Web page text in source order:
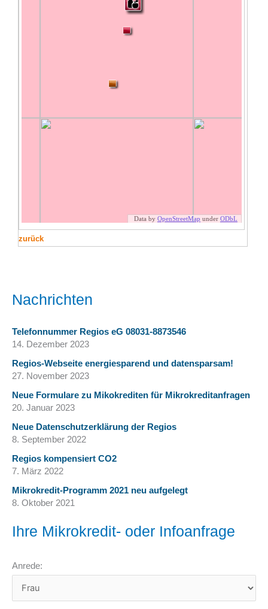
zurück
Nachrichten
Telefonnummer Regios eG 08031-8873546
14. Dezember 2023
Regios-Webseite energiesparend und datensparsam!
27. November 2023
Neue Formulare zu Mikokrediten für Mikrokreditanfragen
20. Januar 2023
Neue Datenschutzerklärung der Regios
8. September 2022
Regios kompensiert CO2
7. März 2022
Mikrokredit-Programm 2021 neu aufgelegt
8. Oktober 2021
Ihre Mikrokredit- oder Infoanfrage
Anrede: